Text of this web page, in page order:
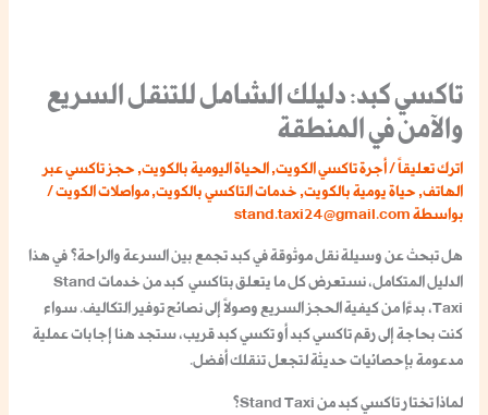
تاكسي كبد: دليلك الشامل للتنقل السريع
والآمن في المنطقة
اترك تعليقاً/أجرة تاكسي الكويت,الحياة اليومية بالكويت, حجز تاكسي عبر
الهاتف, حياة يومية بالكويت,خدمات التاكسي بالكويت,مواصلات الكويت/
بواسطة stand.taxi24@gmail.com
هل تبحث عن وسيلة نقل موثوقة في كبد تجمع بين السرعة والراحة؟ في هذا
الدليل المتكامل، نستعرض كل ما يتعلقبتاكسي كبد
من خدمات Stand
Taxi، بدءًا من كيفية الحجز السريع وصولاً إلى نصائح توفير التكاليف. سواء
كنت بحاجة إلىرقم تاكسي كبدأوتكسي كبدقريب، ستجد هنا إجابات عملية
مدعومة بإحصائيات حديثة لتجعل تنقلك أفضل.
لماذا تختار تاكسي كبد من Stand Taxi؟